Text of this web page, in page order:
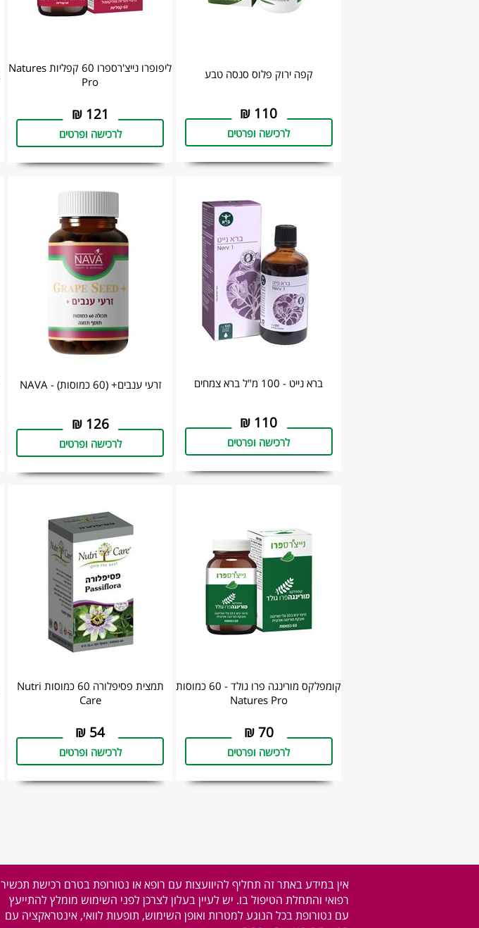
קפה ירוק פלוס סנסה טבע
110
₪
לרכישה ופרטים
ליפופרו נייצ'רספרו 60 קפליות Natures
Pro
121
₪
לרכישה ופרטים
ברא נייט - 100 מ"ל ‏ברא צמחים
110
₪
לרכישה ופרטים
זרעי ענבים+ (60 כמוסות) - NAVA
126
₪
לרכישה ופרטים
קומפלקס מורינגה פרו גולד - 60 כמוסות
Natures Pro
70
₪
לרכישה ופרטים
תמצית פסיפלורה 60 כמוסות Nutri
Care
54
₪
לרכישה ופרטים
אין במידע באתר זה תחליף להיוועצות עם רופא או נטורופת בטרם רכישת תכשיר
רפואי והתחלת הטיפול בו. יש לעיין בעלון לצרכן לפני השימוש מומלץ להתייעץ
עם נטורופת בכל הנוגע למטרות ואופן השימוש, תופעות לוואי, אינטראקציה עם